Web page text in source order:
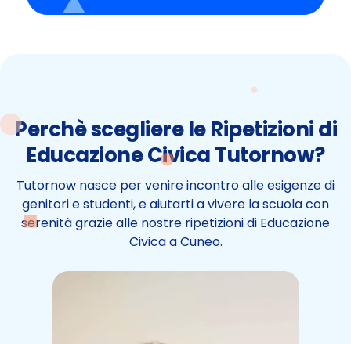
Perchè scegliere le Ripetizioni di
Educazione Civica Tutornow?
Tutornow nasce per venire incontro alle esigenze di
genitori e studenti, e aiutarti a vivere la scuola con
serenità grazie alle nostre ripetizioni di Educazione
Civica a Cuneo.